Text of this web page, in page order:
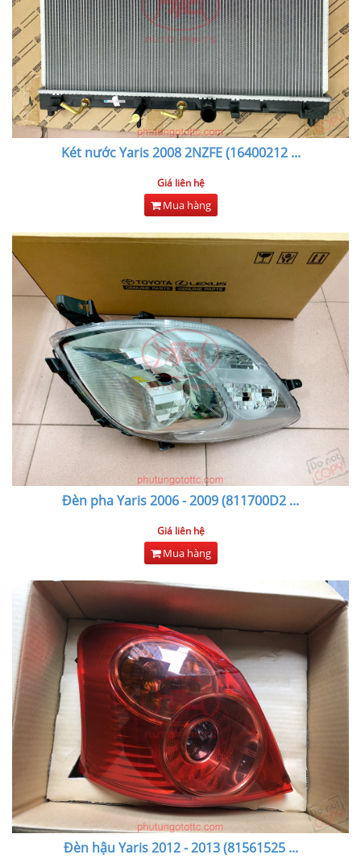
Két nước Yaris 2008 2NZFE (16400212...
Giá liên hệ
Mua hàng
Đèn pha Yaris 2006 - 2009 (811700D2 ...
Giá liên hệ
Mua hàng
Đèn hậu Yaris 2012 - 2013 (81561525...